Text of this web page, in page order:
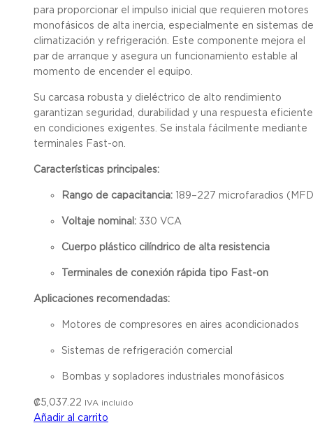
para proporcionar el impulso inicial que requieren motores
monofásicos de alta inercia, especialmente en sistemas de
climatización y refrigeración. Este componente mejora el
par de arranque y asegura un funcionamiento estable al
momento de encender el equipo.
Su carcasa robusta y dieléctrico de alto rendimiento
garantizan seguridad, durabilidad y una respuesta eficiente
en condiciones exigentes. Se instala fácilmente mediante
terminales Fast-on.
Características principales:
Rango de capacitancia: 189–227 microfaradios
Voltaje nominal: 330 VCA
Cuerpo plástico cilíndrico de alta resistencia
Terminales de conexión rápida tipo Fast-on
Aplicaciones recomendadas:
Motores de compresores en aires acondicionados
Sistemas de refrigeración comercial
Bombas y sopladores industriales monofásicos
₡5,037.22 IVA incluido
Añadir al carrito